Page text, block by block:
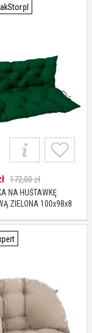
172,00 zł
NA HUŚTAWKĘ
ZIELONA 100x98x8